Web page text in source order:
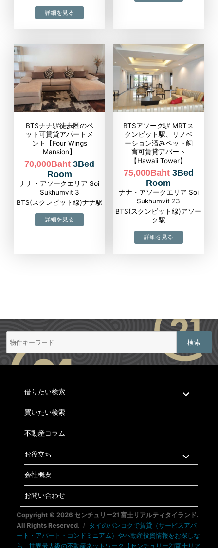
BTSナナ駅徒歩圏のペ
ット可賃貸アパートメ
ント【Four Wings
Mansion】
70,000Baht3Bed
Room
ナナ・アソークエリア Soi
Sukhumvit 3
BTS(スクンビット線)ナナ駅
BTSアソーク駅 MRTス
クンビット駅、リノベ
ーション済みペット飼
育可賃貸アパート
【Hawaii Tower】
75,000Baht 3Bed
Room
ナナ・アソークエリア Soi
Sukhumvit 23
BTS(スクンビット線)アソー
ク駅
検
索:
借りたい検索 expand
child
買いたい検索
不動産コラム
お役立ち expand
child
会社概要
お問い合わせ
Copyright © 2026 センチュリー21 富士リアルティタイランド.
All Rights Reserved.
タイのバンコクで賃貸（サービスアパ
ート・アパート・コンドミニアム）や不動産投資情報をお探しな
ら、世界最大級の不動産ネットワーク【センチュリー21富士リア